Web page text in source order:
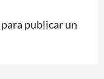
para publicar un